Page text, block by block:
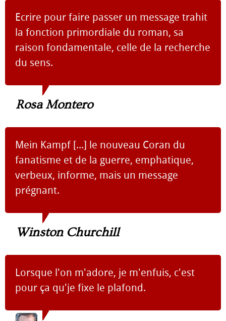
Ecrire pour faire passer un message trahit
la fonction primordiale du roman, sa
raison fondamentale, celle de la recherche
du sens.
Rosa Montero
Mein Kampf [...] le nouveau Coran du
fanatisme et de la guerre, emphatique,
verbeux, informe, mais un message
prégnant.
Winston Churchill
Lorsque l'on m'adore, je m'enfuis, c'est
pour ça qu'je fixe le plafond.